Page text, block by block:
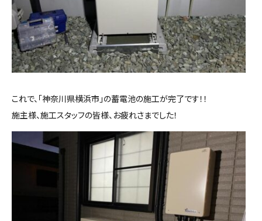
これで、「神奈川県横浜市」の蓄電池の施工が完了です！！
施主様、施工スタッフの皆様、お疲れさまでした！